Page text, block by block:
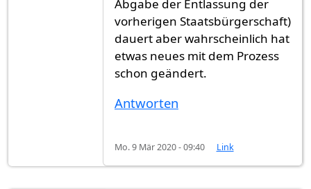
Abgabe der Entlassung der
vorherigen Staatsbürgerschaft)
dauert aber wahrscheinlich hat
etwas neues mit dem Prozess
schon geändert.
Antworten
Mo. 9 Mär 2020 - 09:40 Link